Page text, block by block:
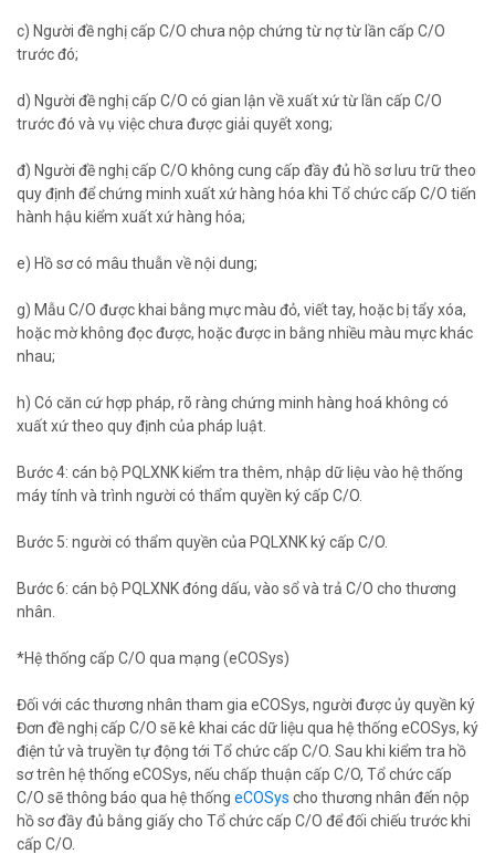
c) Người đề nghị cấp C/O chưa nộp chứng từ nợ từ lần cấp C/O
trước đó;
d) Người đề nghị cấp C/O có gian lận về xuất xứ từ lần cấp C/O
trước đó và vụ việc chưa được giải quyết xong;
đ) Người đề nghị cấp C/O không cung cấp đầy đủ hồ sơ lưu trữ theo
quy định để chứng minh xuất xứ hàng hóa khi Tổ chức cấp C/O tiến
hành hậu kiểm xuất xứ hàng hóa;
e) Hồ sơ có mâu thuẫn về nội dung;
g) Mẫu C/O được khai bằng mực màu đỏ, viết tay, hoặc bị tẩy xóa,
hoặc mờ không đọc được, hoặc được in bằng nhiều màu mực khác
nhau;
h) Có căn cứ hợp pháp, rõ ràng chứng minh hàng hoá không có
xuất xứ theo quy định của pháp luật.
Bước 4: cán bộ PQLXNK kiểm tra thêm, nhập dữ liệu vào hệ thống
máy tính và trình người có thẩm quyền ký cấp C/O.
Bước 5: người có thẩm quyền của PQLXNK ký cấp C/O.
Bước 6: cán bộ PQLXNK đóng dấu, vào sổ và trả C/O cho thương
nhân.
*Hệ thống cấp C/O qua mạng (eCOSys)
Đối với các thương nhân tham gia eCOSys, người được ủy quyền ký
Đơn đề nghị cấp C/O sẽ kê khai các dữ liệu qua hệ thống eCOSys, ký
điện tử và truyền tự động tới Tổ chức cấp C/O. Sau khi kiểm tra hồ
sơ trên hệ thống eCOSys, nếu chấp thuận cấp C/O, Tổ chức cấp
C/O sẽ thông báo qua hệ thống eCOSys cho thương nhân đến nộp
hồ sơ đầy đủ bằng giấy cho Tổ chức cấp C/O để đối chiếu trước khi
cấp C/O.